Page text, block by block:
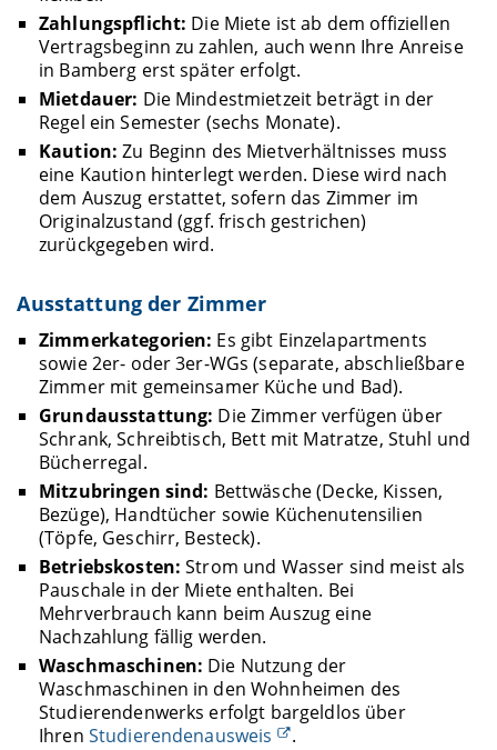
Zahlungspflicht: Die Miete ist ab dem offiziellen
Vertragsbeginn zu zahlen, auch wenn Ihre Anreise
in Bamberg erst später erfolgt.
Mietdauer: Die Mindestmietzeit beträgt in der
Regel ein Semester (sechs Monate).
Kaution: Zu Beginn des Mietverhältnisses muss
eine Kaution hinterlegt werden. Diese wird nach
dem Auszug erstattet, sofern das Zimmer im
Originalzustand (ggf. frisch gestrichen)
zurückgegeben wird.
Ausstattung der Zimmer
Zimmerkategorien: Es gibt Einzelapartments
sowie 2er- oder 3er-WGs (separate, abschließbare
Zimmer mit gemeinsamer Küche und Bad).
Grundausstattung: Die Zimmer verfügen über
Schrank, Schreibtisch, Bett mit Matratze, Stuhl und
Bücherregal.
Mitzubringen sind: Bettwäsche (Decke, Kissen,
Bezüge), Handtücher sowie Küchenutensilien
(Töpfe, Geschirr, Besteck).
Betriebskosten: Strom und Wasser sind meist als
Pauschale in der Miete enthalten. Bei
Mehrverbrauch kann beim Auszug eine
Nachzahlung fällig werden.
Waschmaschinen: Die Nutzung der
Waschmaschinen in den Wohnheimen des
Studierendenwerks erfolgt bargeldlos über
Ihren Studierendenausweis .